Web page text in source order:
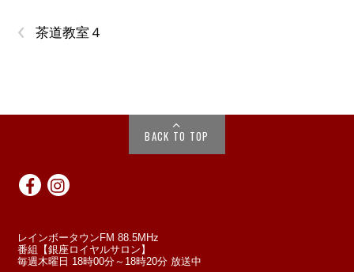
‹ 茶道教室４
BACK TO TOP
レインボータウンFM 88.5MHz
番組【銀座ロイヤルサロン】
毎週木曜日 18時00分～18時20分 放送中